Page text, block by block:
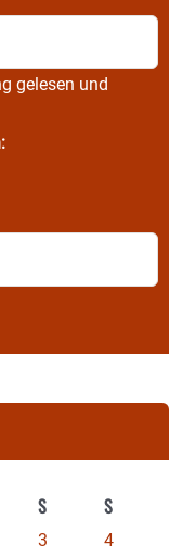
gelesen und
S S
3
4